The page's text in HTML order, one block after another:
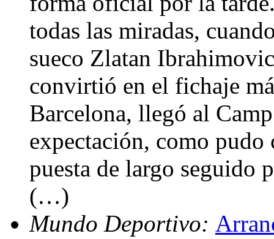
todas las miradas,
sueco Zlatan
convirtió en el fichaje
Barcelona, llegó al
expectación, como pudo
puesta de largo seguido
(…)
Mundo Deportivo: